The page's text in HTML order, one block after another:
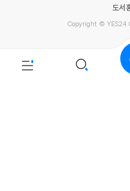
도서
Copyright © YES24